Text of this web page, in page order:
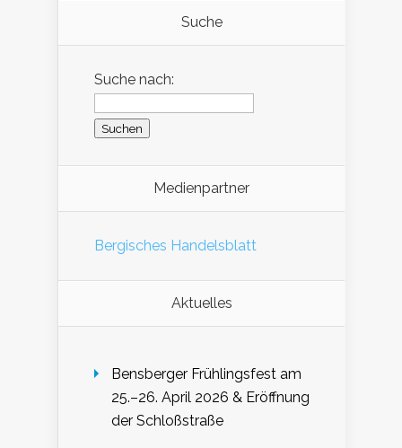
Suche
Suche nach:
Medienpartner
Bergisches Handelsblatt
Aktuelles
Bensberger Frühlingsfest am
25.–26. April 2026 & Eröffnung
der Schloßstraße